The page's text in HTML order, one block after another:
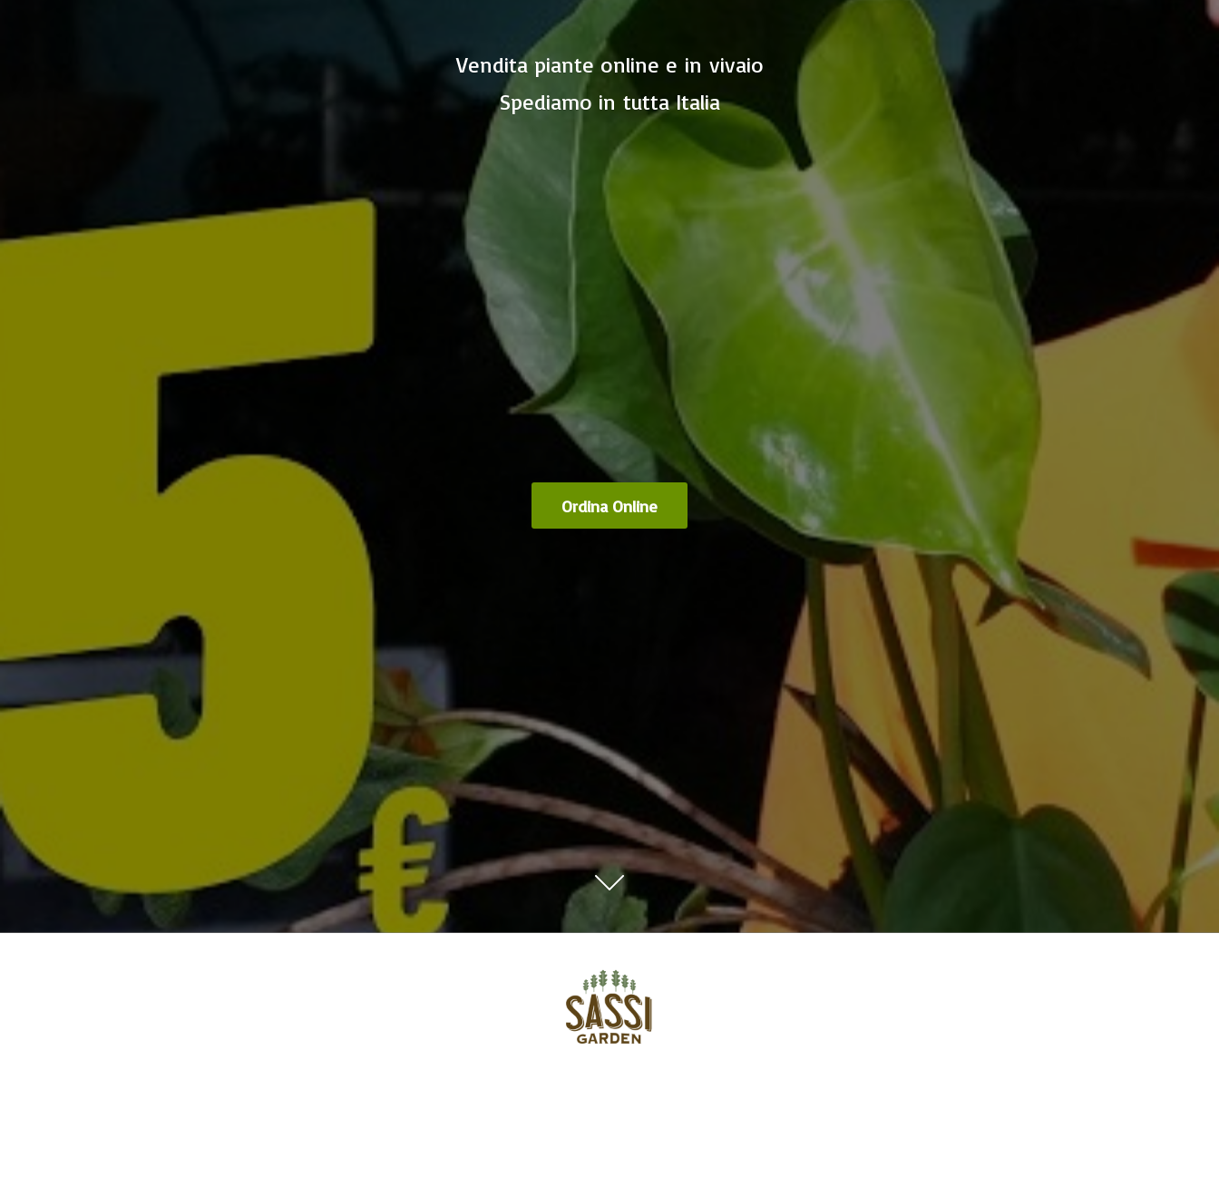
Vendita piante online e in vivaio
Spediamo in tutta Italia
Ordina Online